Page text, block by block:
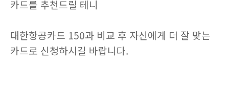
카드를 추천드릴 테니
대한항공카드 150과 비교 후 자신에게 더 잘 맞는
카드로 신청하시길 바랍니다.